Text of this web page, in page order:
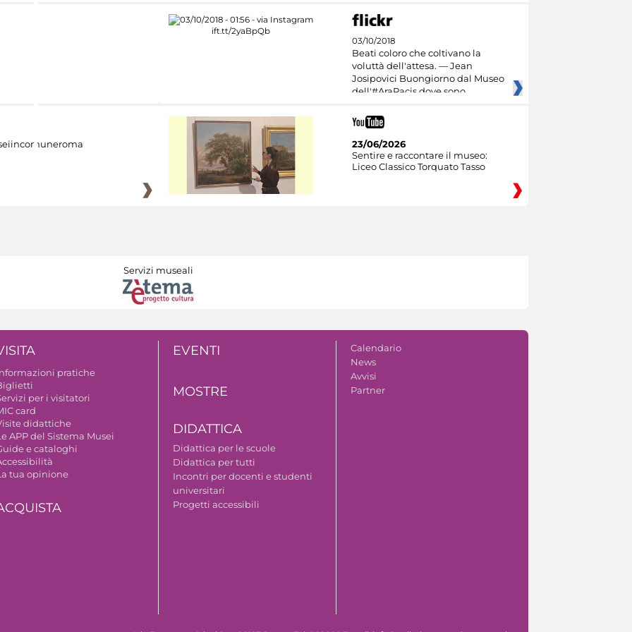
03/10/2018
Beati coloro che coltivano la
voluttà dell'attesa. — Jean
Josipovici Buongiorno dal Museo
dell'#AraPacis dove sono
23/06/2026
Sentire e raccontare il museo:
Liceo Classico Torquato Tasso
Servizi museali
pratiche
per i visitatori
card
didattiche
APP del Sistema Musei
e cataloghi
tua opinione
EVENTI
MOSTRE
DIDATTICA
Didattica per le scuole
Didattica per tutti
Incontri per docenti e studenti
universitari
Progetti accessibili
Calendario
News
Avvisi
Partner